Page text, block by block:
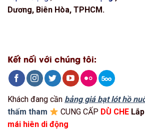
Dương, Biên Hòa, TPHCM.
Kết nối với chúng tôi:
Khách đang cần bảng giá bạt lót hồ
thấm tham
CUNG CẤP DÙ CHE
mái hiên di động